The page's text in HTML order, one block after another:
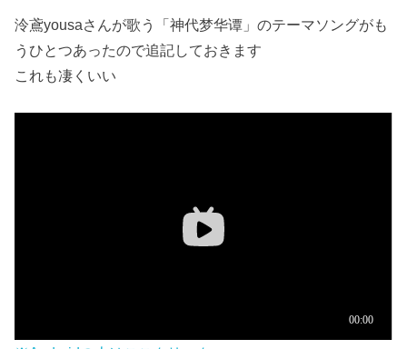
泠鳶yousaさんが歌う「神代梦华谭」のテーマソングがも
うひとつあったので追記しておきます
これも凄くいい